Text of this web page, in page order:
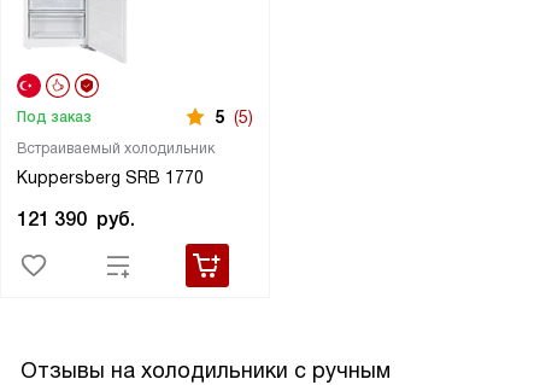
Встраиваемый холодильник
Kuppersberg SRB 1770
Под заказ 5 (5)
121 390 руб.
Отзывы на холодильники с ручным